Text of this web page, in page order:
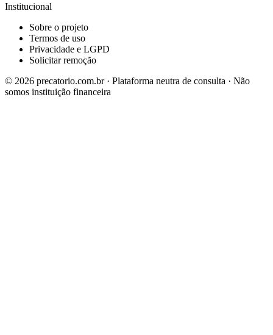
Institucional
Sobre o projeto
Termos de uso
Privacidade e LGPD
Solicitar remoção
© 2026 precatorio.com.br · Plataforma neutra de consulta · Não
somos instituição financeira